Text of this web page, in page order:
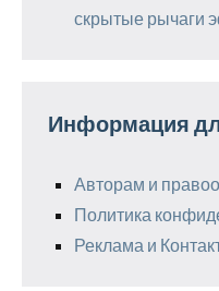
скрытые рычаги
Информация
Авторам и
Политика
Реклама и